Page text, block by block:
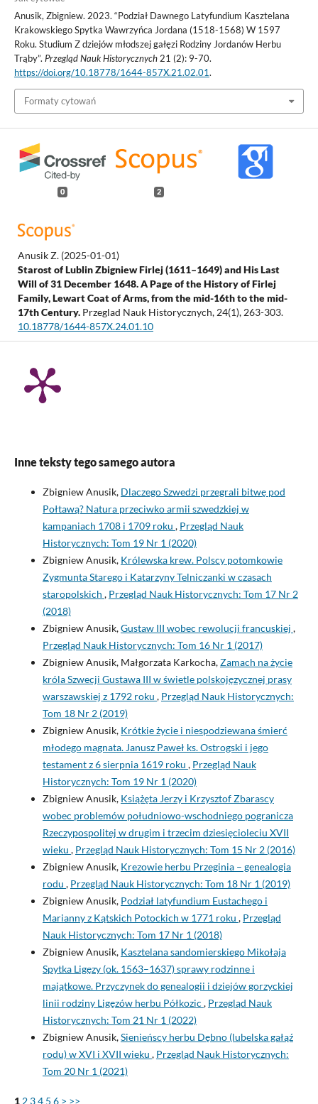
Anusik, Zbigniew. 2023. “Podział Dawnego Latyfundium Kasztelana
Krakowskiego Spytka Wawrzyńca Jordana (1518-1568) W 1597
Roku. Studium Z dziejów młodszej gałęzi Rodziny Jordanów Herbu
Trąby”. Przegląd Nauk Historycznych21 (2): 9-70.
https://doi.org/10.18778/1644-857X.21.02.01.
Formaty cytowań
0 2
Anusik Z. (2025-01-01)
Starost of Lublin Zbigniew Firlej (1611–1649) and His Last
Will of 31 December 1648. A Page of the History of Firlej
Family, Lewart Coat of Arms, from the mid-16th to the mid-
17th Century. Przeglad Nauk Historycznych, 24(1), 263-303.
10.18778/1644-857X.24.01.10
Anusik Z.
The Lanckoroński Family in Jagielnica. History and Genealogy
Inne teksty tego samego autora
Zbigniew Anusik, Dlaczego Szwedzi przegrali bitwę pod
Połtawą? Natura przeciwko armii szwedzkiej w
kampaniach 1708 i 1709 roku , Przegląd Nauk
Historycznych: Tom 19 Nr 1 (2020)
Zbigniew Anusik, Królewska krew. Polscy potomkowie
Zygmunta Starego i Katarzyny Telniczanki w czasach
staropolskich , Przegląd Nauk Historycznych: Tom 17 Nr 2
(2018)
Zbigniew Anusik,Gustaw III wobec rewolucji francuskiej ,
Przegląd Nauk Historycznych: Tom 16 Nr 1 (2017)
Zbigniew Anusik, Małgorzata Karkocha,Zamach na życie
króla Szwecji Gustawa III w świetle polskojęzycznej prasy
warszawskiej z 1792 roku , Przegląd Nauk Historycznych:
Tom 18 Nr 2 (2019)
Zbigniew Anusik, Krótkie życie i niespodziewana śmierć
młodego magnata. Janusz Paweł ks. Ostrogski i jego
testament z 6 sierpnia 1619 roku , Przegląd Nauk
Historycznych: Tom 19 Nr 1 (2020)
Zbigniew Anusik, Książęta Jerzy i Krzysztof Zbarascy
wobec problemów południowo-wschodniego pogranicza
Rzeczypospolitej w drugim i trzecim dziesięcioleciu XVII
wieku , Przegląd Nauk Historycznych: Tom 15 Nr 2 (2016)
Zbigniew Anusik, Krezowie herbu Przeginia – genealogia
rodu , Przegląd Nauk Historycznych: Tom 18 Nr 1 (2019)
Zbigniew Anusik, Podział latyfundium Eustachego i
Marianny z Kątskich Potockich w 1771 roku , Przegląd
Nauk Historycznych: Tom 17 Nr 1 (2018)
Zbigniew Anusik, Kasztelana sandomierskiego Mikołaja
Spytka Ligęzy (ok. 1563–1637) sprawy rodzinne i
majątkowe. Przyczynek do genealogii i dziejów gorzyckiej
linii rodziny Ligęzów herbu Półkozic , Przegląd Nauk
Historycznych: Tom 21 Nr 1 (2022)
Zbigniew Anusik,Sienieńscy herbu Dębno (lubelska gałąź
rodu) w XVI i XVII wieku , Przegląd Nauk Historycznych:
Tom 20 Nr 1 (2021)
1 2 34 5 6 > >>